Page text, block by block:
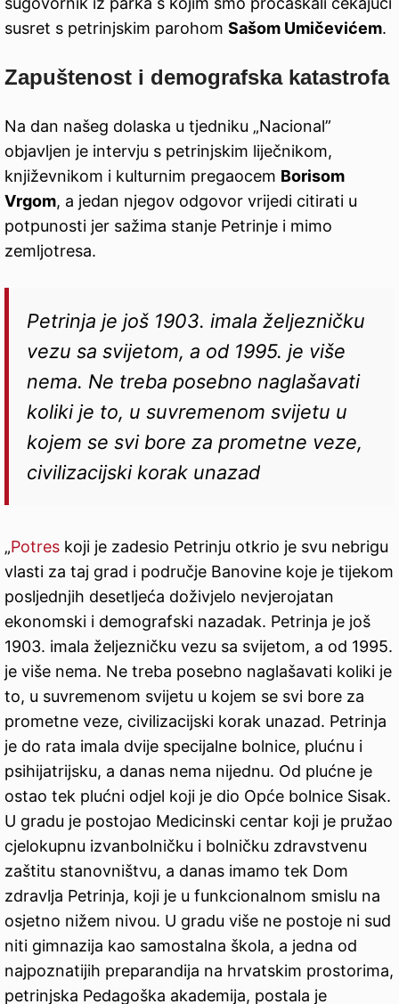
susret s petrinjskim parohom Sašom Umičevićem.
Zapuštenost i demografska katastrofa
Na dan našeg dolaska u tjedniku „Nacional”
objavljen je intervju s petrinjskim liječnikom,
književnikom i kulturnim pregaocem Borisom
Vrgom, a jedan njegov odgovor vrijedi citirati u
potpunosti jer sažima stanje Petrinje i mimo
zemljotresa.
Petrinja je još 1903. imala željezničku
vezu sa svijetom, a od 1995. je više
nema. Ne treba posebno naglašavati
koliki je to, u suvremenom svijetu u
kojem se svi bore za prometne veze,
civilizacijski korak unazad
„Potres koji je zadesio Petrinju otkrio je svu nebrigu
vlasti za taj grad i područje Banovine koje je tijekom
posljednjih desetljeća doživjelo nevjerojatan
ekonomski i demografski nazadak. Petrinja je još
1903. imala željezničku vezu sa svijetom, a od 1995.
je više nema. Ne treba posebno naglašavati koliki je
to, u suvremenom svijetu u kojem se svi bore za
prometne veze, civilizacijski korak unazad. Petrinja
je do rata imala dvije specijalne bolnice, plućnu i
psihijatrijsku, a danas nema nijednu. Od plućne je
ostao tek plućni odjel koji je dio Opće bolnice Sisak.
U gradu je postojao Medicinski centar koji je pružao
cjelokupnu izvanbolničku i bolničku zdravstvenu
zaštitu stanovništvu, a danas imamo tek Dom
zdravlja Petrinja, koji je u funkcionalnom smislu na
osjetno nižem nivou. U gradu više ne postoje ni sud
niti gimnazija kao samostalna škola, a jedna od
najpoznatijih preparandija na hrvatskim prostorima,
petrinjska Pedagoška akademija, postala je